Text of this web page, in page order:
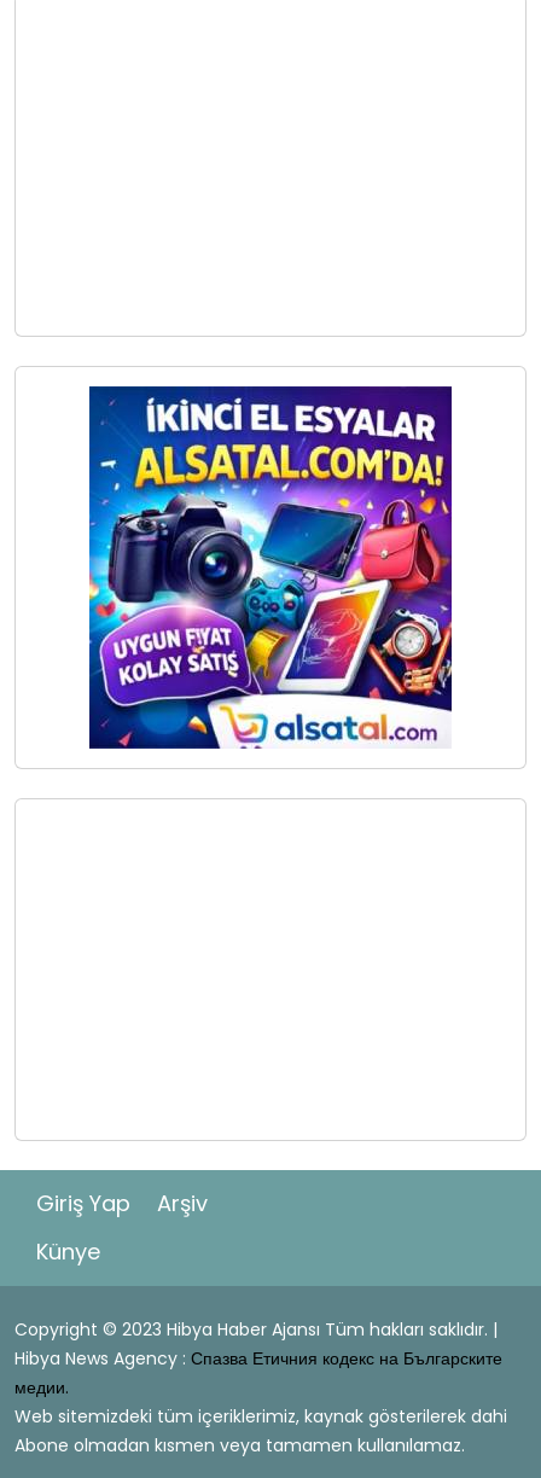
Giriş Yap
Arşiv
Künye
Copyright © 2023 Hibya Haber Ajansı Tüm hakları saklıdır. |
Hibya News Agency : Спазва Етичния кодекс на Българските
медии.
Web sitemizdeki tüm içeriklerimiz, kaynak gösterilerek dahi
Abone olmadan kısmen veya tamamen kullanılamaz.